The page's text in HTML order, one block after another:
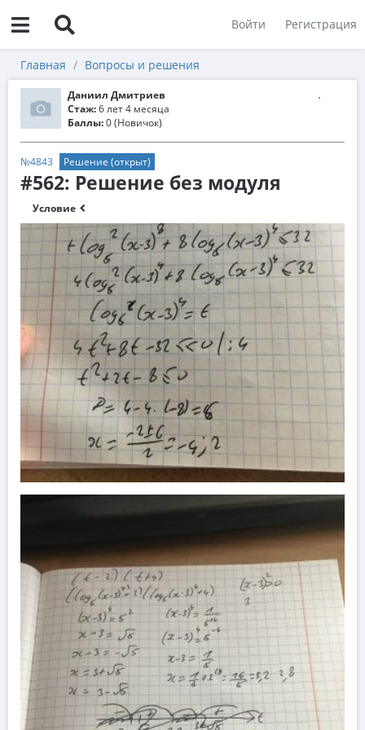
Войти Регистрация
Главная Вопросы и решения
Даниил Дмитриев
Стаж:6 лет 4 месяца
Баллы:0 (Новичок)
№4843 Решение (открыт)
#562: Решение без модуля
Условие